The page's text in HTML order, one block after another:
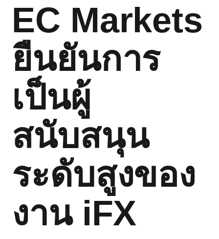
EC Markets
ยืนยันการ
เป็นผู้
สนับสนุน
ระดับสูงของ
งาน iFX